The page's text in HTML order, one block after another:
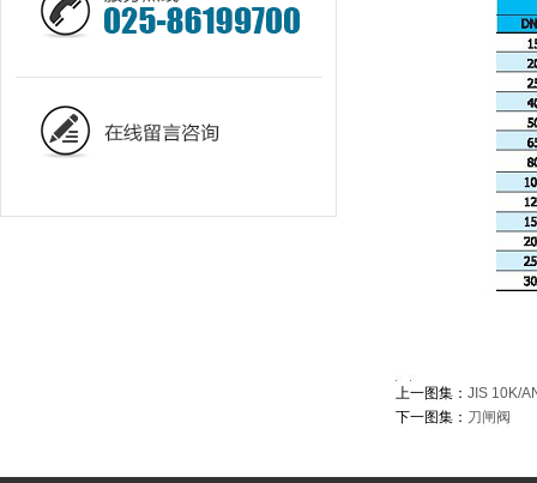
上一图集： JIS 10K/
下一图集： 刀闸阀